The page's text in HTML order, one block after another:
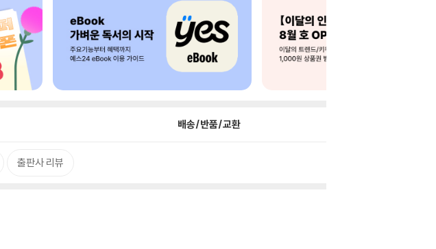
배송/반품/교환
출판사 리뷰